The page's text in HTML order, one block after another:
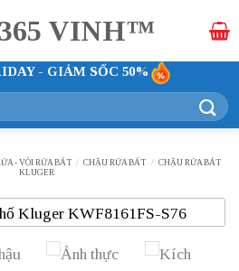
- GIẢM SỐC 50%
- VÒI RỬA BÁT / CHẬU RỬA BÁT / CHẬU RỬA BÁT
KLUGER